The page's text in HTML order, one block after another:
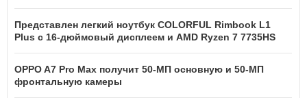
Представлен легкий ноутбук COLORFUL Rimbook L1
Plus с 16-дюймовый дисплеем и AMD Ryzen 7 7735HS
OPPO A7 Pro Max получит 50-МП основную и 50-МП
фронтальную камеры